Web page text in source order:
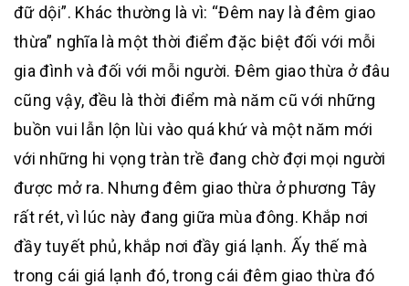
đữ dội”. Khác thường là vì: “Đêm nay là đêm giao
thừa” nghĩa là một thời điểm đặc biệt đối với mỗi
gia đình và đối với mỗi người. Đêm giao thừa ở đâu
cũng vậy, đều là thời điểm mà năm cũ với những
buồn vui lẫn lộn lùi vào quá khứ và một năm mới
với những hi vọng tràn trề đang chờ đợi mọi người
được mở ra. Nhưng đêm giao thừa ở phương Tây
rất rét, vì lúc này đang giữa mùa đông. Khắp nơi
đầy tuyết phủ, khắp nơi đầy giá lạnh. Ấy thế mà
trong cái giá lạnh đó, trong cái đêm giao thừa đó